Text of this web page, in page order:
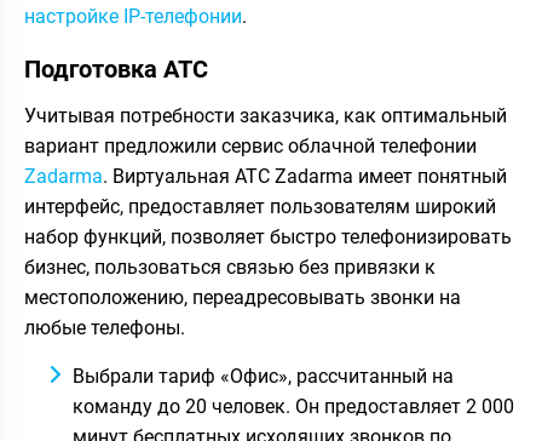
настройке IP-телефонии.
Подготовка ATC
Учитывая потребности заказчика, как оптимальный
вариант предложили сервис облачной телефонии
Zadarma. Виртуальная АТС Zadarma имеет понятный
интерфейс, предоставляет пользователям широкий
набор функций, позволяет быстро телефонизировать
бизнес, пользоваться связью без привязки к
местоположению, переадресовывать звонки на
любые телефоны.
Выбрали тариф «Офис», рассчитанный на
команду до 20 человек. Он предоставляет 2 000